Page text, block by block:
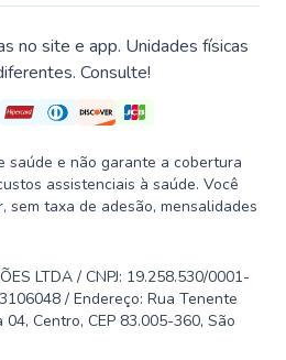
no site e app. Unidades físicas
Consulte!
saúde e não garante a cobertura
assistenciais à saúde. Você
sem taxa de adesão, mensalidades
LTDA / CNPJ: 19.258.530/0001-
/ Endereço: Rua Tenente
Centro, CEP 83.005-360, São